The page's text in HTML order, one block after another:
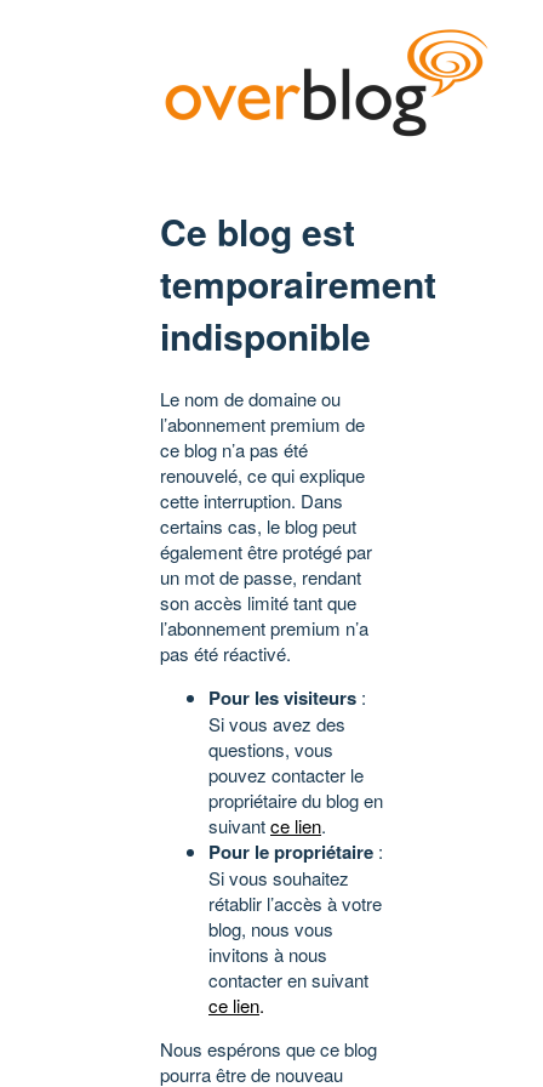
Ce blog est
temporairement
indisponible
Le nom de domaine ou
l’abonnement premium de
ce blog n’a pas été
renouvelé, ce qui explique
cette interruption. Dans
certains cas, le blog peut
également être protégé par
un mot de passe, rendant
son accès limité tant que
l’abonnement premium n’a
pas été réactivé.
Pour les visiteurs :
Si vous avez des
questions, vous
pouvez contacter le
propriétaire du blog en
suivantce lien.
Pour le propriétaire :
Si vous souhaitez
rétablir l’accès à votre
blog, nous vous
invitons à nous
contacter en suivant
ce lien.
Nous espérons que ce blog
pourra être de nouveau